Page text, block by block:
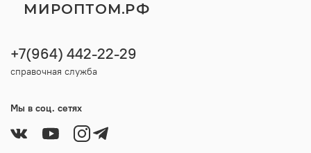
МИРОПТОМ.РФ
+7(964) 442-22-29
справочная служба
Мы в соц. сетях